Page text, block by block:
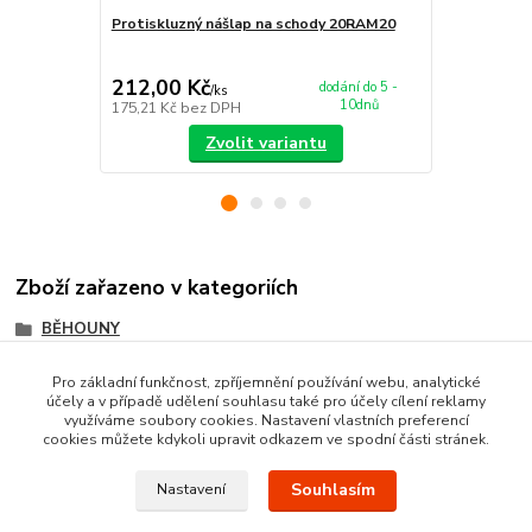
Protiskluzný nášlap na schody 20RAM20
212,00 Kč/ks
175,21 Kč bez DPH
dodání do 5 -
10dnů
Zvolit variantu
Zboží zařazeno v kategoriích
BĚHOUNY
Friese běhouny (Heat-set)
Pro základní funkčnost, zpříjemnění používání webu, analytické
účely a v případě udělení souhlasu také pro účely cílení reklamy
využíváme soubory cookies. Nastavení vlastních preferencí
cookies můžete kdykoli upravit odkazem ve spodní části stránek.
Nastavení Souhlasím